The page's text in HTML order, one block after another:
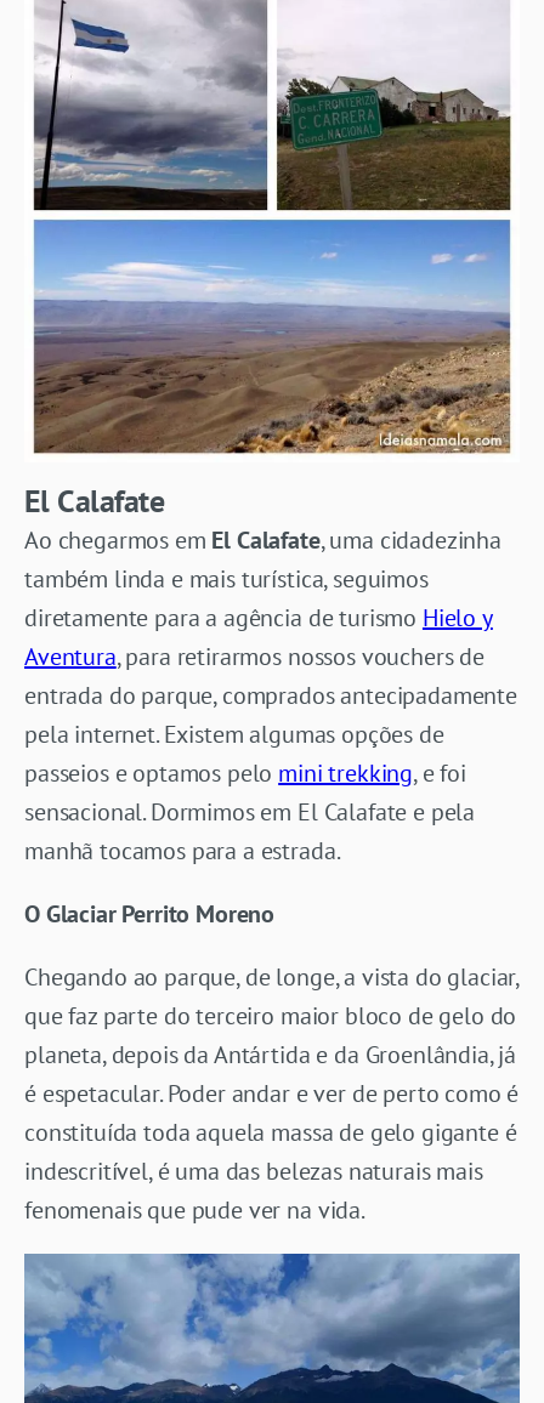
El Calafate
Ao chegarmos em El Calafate, uma cidadezinha
também linda e mais turística, seguimos
diretamente para a agência de turismo Hielo y
Aventura, para retirarmos nossos vouchers de
entrada do parque, comprados antecipadamente
pela internet. Existem algumas opções de
passeios e optamos pelo mini trekking, e foi
sensacional. Dormimos em El Calafate e pela
manhã tocamos para a estrada.
O Glaciar Perrito Moreno
Chegando ao parque, de longe, a vista do glaciar,
que faz parte do terceiro maior bloco de gelo do
planeta, depois da Antártida e da Groenlândia, já
é espetacular. Poder andar e ver de perto como é
constituída toda aquela massa de gelo gigante é
indescritível, é uma das belezas naturais mais
fenomenais que pude ver na vida.